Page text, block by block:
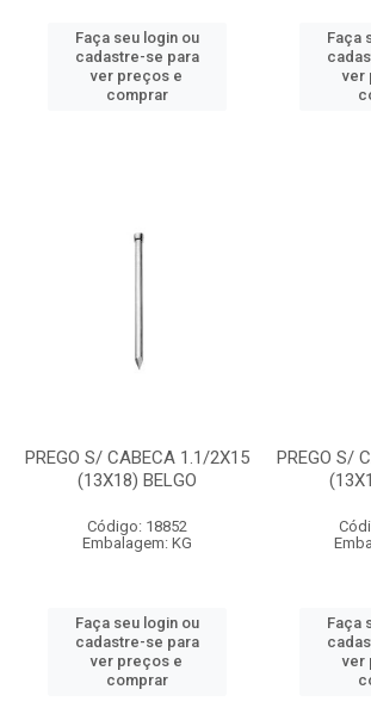
Faça seu login ou
cadastre-se para
ver preços e
comprar
Faça
ver
PREGO S/ CABECA 1.1/2X15
(13X18) BELGO
Código: 18852
Embalagem: KG
Faça seu login ou
cadastre-se para
ver preços e
comprar
PREGO S/
Faça
ver